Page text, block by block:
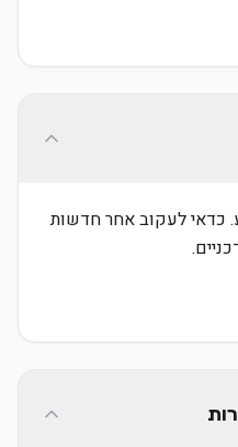
כדאי לעקוב אחר חדשות